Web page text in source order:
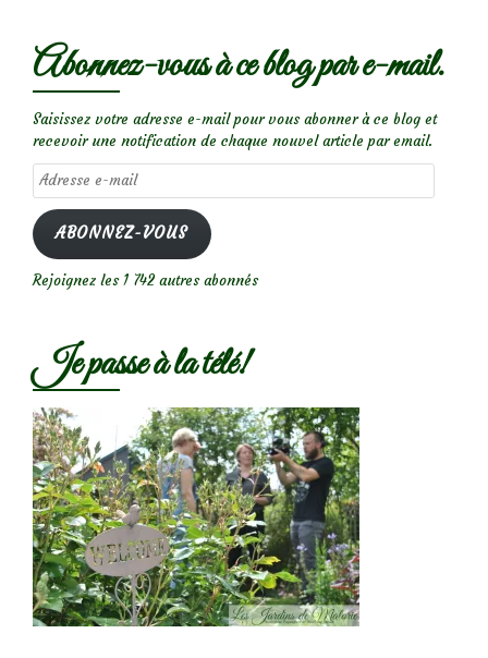
Abonnez-vous à ce blog par e-mail.
Saisissez votre adresse e-mail pour vous abonner à ce blog et
recevoir une notification de chaque nouvel article par email.
Adresse
e-
mail
ABONNEZ-VOUS
Rejoignez les 1 742 autres abonnés
Je passe à la télé!